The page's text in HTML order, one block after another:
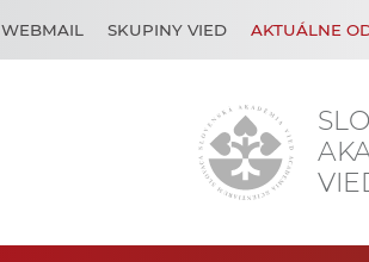
WEBMAIL SKUPINY VIED AKTUÁLNE